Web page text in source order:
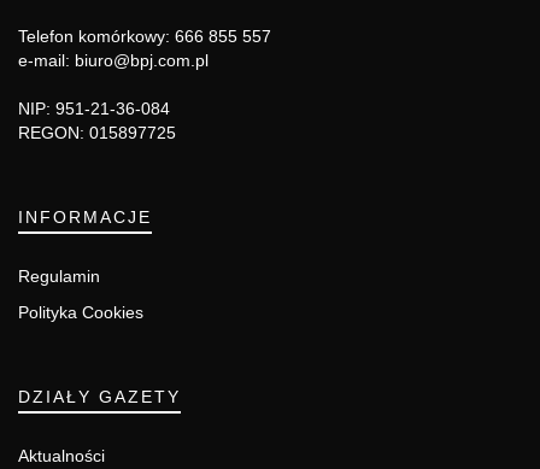
Telefon komórkowy: 666 855 557
e-mail: biuro@bpj.com.pl
NIP: 951-21-36-084
REGON: 015897725
INFORMACJE
Regulamin
Polityka Cookies
DZIAŁY GAZETY
Aktualności